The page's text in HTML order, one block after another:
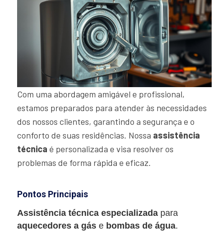
Com uma abordagem amigável e profissional,
estamos preparados para atender às necessidades
dos nossos clientes, garantindo a segurança e o
conforto de suas residências. Nossa assistência
técnica é personalizada e visa resolver os
problemas de forma rápida e eficaz.
Pontos Principais
Assistência técnica especializada para
aquecedores a gás e bombas de água.